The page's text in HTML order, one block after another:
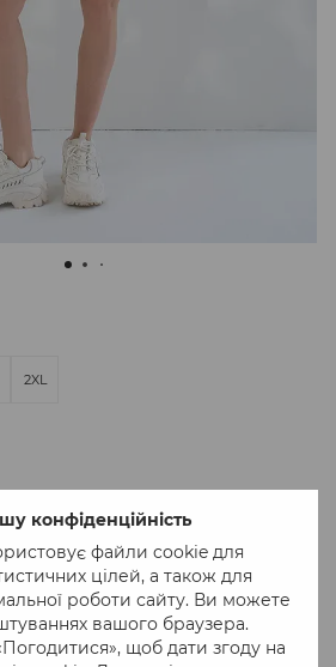
конфіденційність
файли cookie для
цілей, а також для
роботи сайту. Ви можете
вашого браузера.
щоб дати згоду на
2XL
Порівняти